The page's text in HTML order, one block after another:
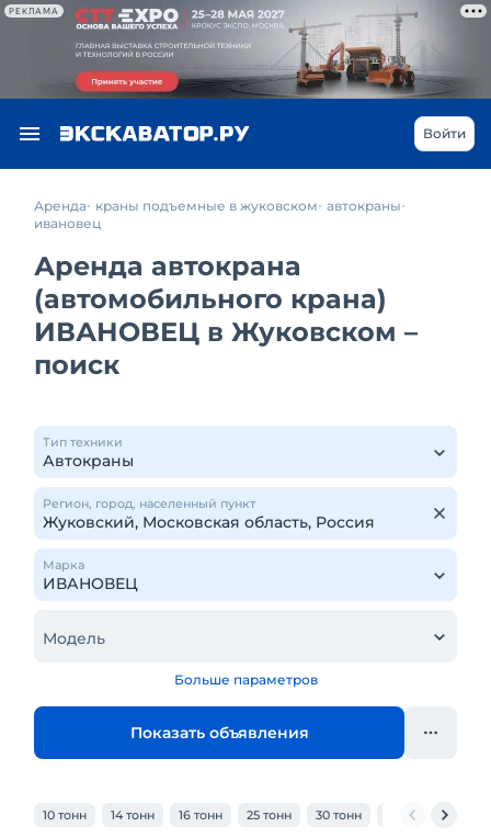
РЕКЛАМА
Войти
Аренда краны подъемные в жуковском автокраны
ивановец
Аренда автокрана
(автомобильного крана)
ИВАНОВЕЦ в Жуковском –
поиск
Тип техники
Регион, город, населенный пункт
Марка
Модель
Больше параметров
Показать объявления
10 тонн 14 тонн 16 тонн 25 тонн 30 тонн 32 тонн